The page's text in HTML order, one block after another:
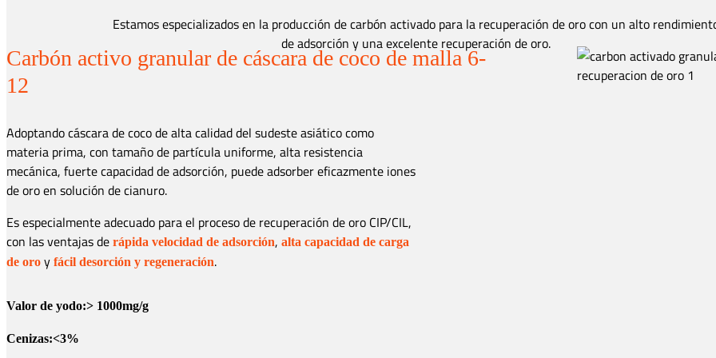
Estamos especializados en la producción de carbón activado para la recuperación de oro con un alto
de adsorción y una excelente recuperación de oro.
Carbón activo granular de cáscara de coco de malla 6-
12
Adoptando cáscara de coco de alta calidad del sudeste asiático como
materia prima, con tamaño de partícula uniforme, alta resistencia
mecánica, fuerte capacidad de adsorción, puede adsorber eficazmente iones
de oro en solución de cianuro.
Es especialmente adecuado para el proceso de recuperación de oro CIP/CIL,
con las ventajas de rápida velocidad de adsorción, alta capacidad de carga
de oro y fácil desorción y regeneración.
Valor de yodo:> 1000mg/g
Cenizas:<3%